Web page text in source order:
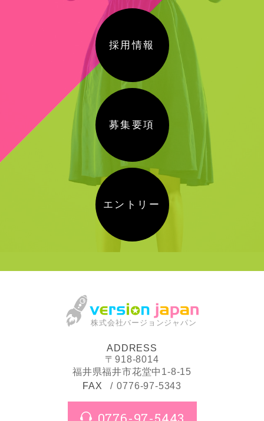
採用情報
募集要項
エントリー
株式会社バージョンジャパン
ADDRESS
〒918-8014
福井県福井市花堂中1-8-15
FAX
0776-97-5343